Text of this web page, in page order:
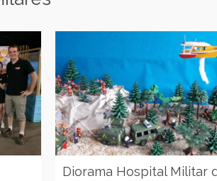
Diorama Hospital Militar